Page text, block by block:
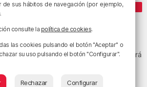
RECIENTES
Bizkaia: cielo muy nuboso
el «Día de las Personas Mayores»
«agotar las vías» para reunir a los menores
en Bizkaia: nubes en la mitad norte y lloverá
Social en Euskadi se reduce en 2.386
de sus hábitos de navegación (por ejemplo,
consulte la política de cookies.
las cookies pulsando el botón "Aceptar" o
su uso pulsando el botón "Configurar".
Rechazar Configurar